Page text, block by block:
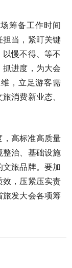
筹备工作时间
担当，紧盯关键
以慢不得、等不
抓进度，为大会
，立足游客需
消费新业态、
，高标准高质量
整治、基础设施
旅品牌。要加
效，压紧压实责
旅发大会各项筹